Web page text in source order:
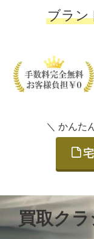
ブラン
＼ かんた
買取ク